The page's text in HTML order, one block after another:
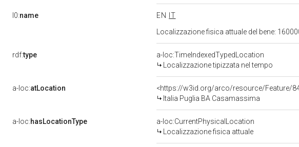
l0:name EN
IT
Localizzazione fisica attuale del bene:
rdf:type
a-loc:TimeIndexedTypedLocation
Localizzazione tipizzata nel tempo
a-loc:atLocation
<https://w3id.org/arco/resource/Feature/
Italia Puglia BA Casamassima
a-loc:hasLocationType
a-loc:CurrentPhysicalLocation
Localizzazione fisica attuale